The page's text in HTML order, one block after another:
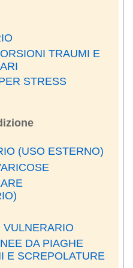
TRAUMI E
STRESS
(USO ESTERNO)
VULNERARIO
DA PIAGHE
E SCREPOLATURE